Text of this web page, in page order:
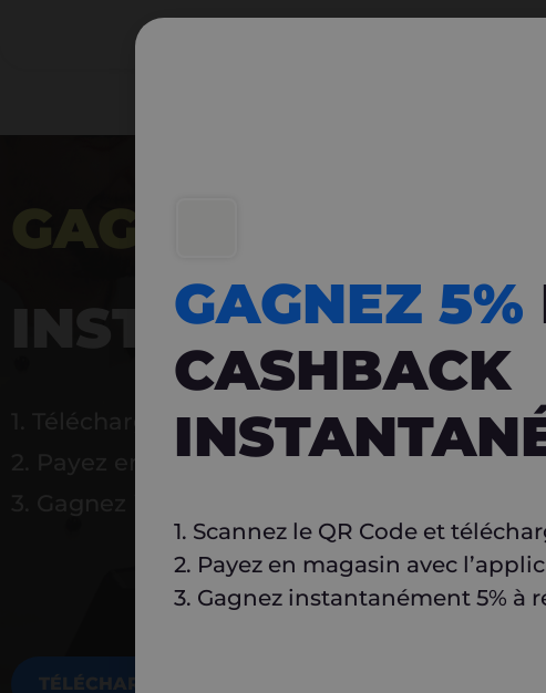
GAGNEZ 5%
INSTANTANÉ
1. Téléchargez Carlo
2. Payez en magasin avec l’application
TÉLÉCHARGEZ MAINTENANT
GAGNEZ 5%
CASHBACK
1. Scannez le QR Code et
2. Payez en magasin avec
3. Gagnez instantanément 5% à